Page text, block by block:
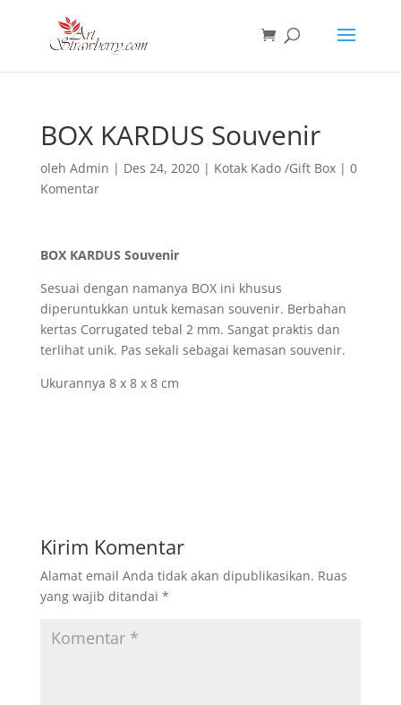
BOX KARDUS Souvenir
oleh Admin | Des 24, 2020| Kotak Kado /Gift Box| 0
Komentar
BOX KARDUS Souvenir
Sesuai dengan namanya BOX ini khusus
diperuntukkan untuk kemasan souvenir. Berbahan
kertas Corrugated tebal 2 mm. Sangat praktis dan
terlihat unik. Pas sekali sebagai kemasan souvenir.
Ukurannya 8 x 8 x 8 cm
Kirim Komentar
Alamat email Anda tidak akan dipublikasikan. Ruas
yang wajib ditandai *